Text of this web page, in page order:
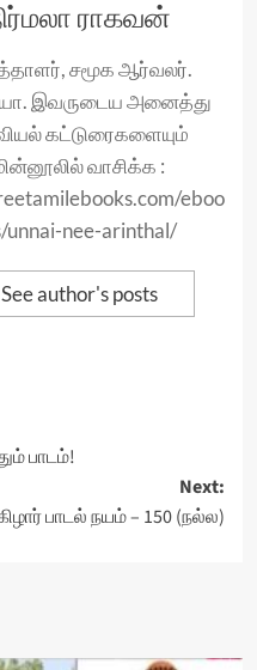
ராகவன்
சமூக ஆர்வலர்.
இவருடைய அனைத்து
கட்டுரைகளையும்
வாசிக்க :
eboo
unnai-nee-arinthal/
See author's posts
பாடம்!
Next:
பாடல் நயம் – 150 (நல்ல)